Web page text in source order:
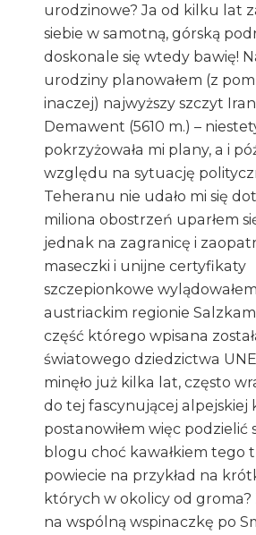
urodzinowe? Ja od kilku lat
siebie w samotną, górską
doskonale się wtedy bawię!
urodziny planowałem (z
inaczej) najwyższy szczyt
Demawent (5610 m.) –
pokrzyżowała mi plany, a i
względu na sytuację
Teheranu nie udało mi się
miliona obostrzeń uparłem
jednak na zagranicę i
maseczki i unijne certyfikaty
szczepionkowe
austriackim regionie
część którego wpisana
światowego dziedzictwa
minęło już kilka lat, często
do tej fascynującej alpejskiej
postanowiłem więc podzielić
blogu choć kawałkiem tego
powiecie na przykład na
których w okolicy od groma?
na wspólną wspinaczkę po